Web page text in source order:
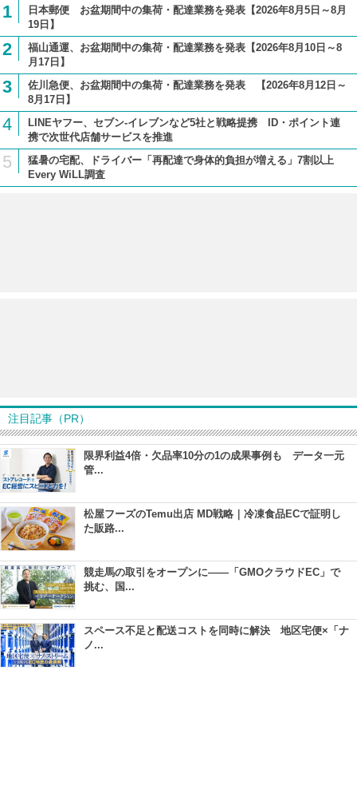
1
日本郵便 お盆期間中の集荷・配達業務を発表【2026年8月5日～8月
19日】
2
福山通運、お盆期間中の集荷・配達業務を発表【2026年8月10日～8
月17日】
3
佐川急便、お盆期間中の集荷・配達業務を発表 【2026年8月12日～
8月17日】
4
LINEヤフー、セブン-イレブンなど5社と戦略提携 ID・ポイント連
携で次世代店舗サービスを推進
5
猛暑の宅配、ドライバー「再配達で身体的負担が増える」7割以上
Every WiLL調査
注目記事（PR）
限界利益4倍・欠品率10分の1の成果事例も データ一元
管...
松屋フーズのTemu出店 MD戦略｜冷凍食品ECで証明し
た販路...
競走馬の取引をオープンに――「GMOクラウドEC」で
挑む、国...
スペース不足と配送コストを同時に解決 地区宅便×「ナ
ノ...